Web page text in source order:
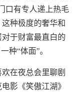
口有专人递上热毛
种极度的奢华和
于财富最直白的
种“体面”。
在夜总会里聊剧
影《笑傲江湖》